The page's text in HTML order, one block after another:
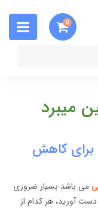
0
میبرد
برای کاهش
می باشد بسیار ضروری
آورید، هر کدام از